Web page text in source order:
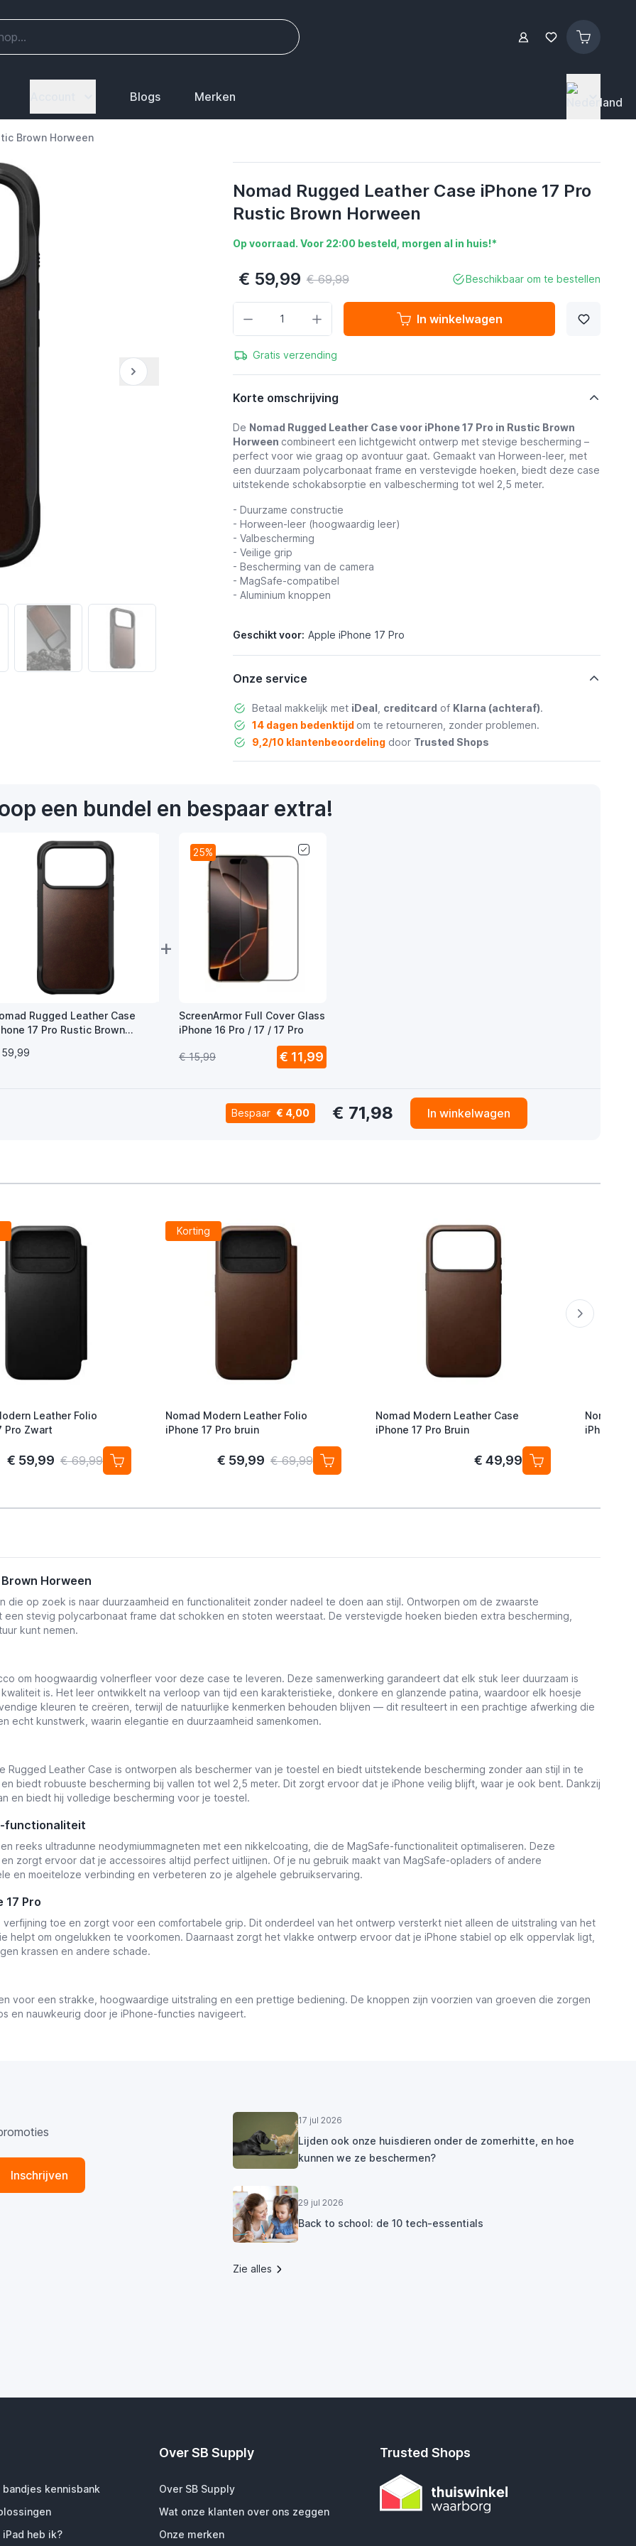
Blogs Merken
Brown Horween
Nomad Rugged Leather Case iPhone 17 Pro
Rustic Brown Horween
Op voorraad. Voor 22:00 besteld, morgen al in huis!*
€ 59,99 € 69,99 Beschikbaar om te bestellen
In winkelwagen
Gratis verzending
Korte omschrijving
De Nomad Rugged Leather Case voor iPhone 17 Pro in Rustic Brown
Horween combineert een lichtgewicht ontwerp met stevige bescherming –
perfect voor wie graag op avontuur gaat. Gemaakt van Horween-leer, met
een duurzaam polycarbonaat frame en verstevigde hoeken, biedt deze case
uitstekende schokabsorptie en valbescherming tot wel 2,5 meter.
- Duurzame constructie
- Horween-leer (hoogwaardig leer)
- Valbescherming
- Veilige grip
- Bescherming van de camera
- MagSafe-compatibel
- Aluminium knoppen
Geschikt voor: Apple iPhone 17 Pro
Onze service
Betaal makkelijk met iDeal creditcard of Klarna (achteraf).
14 dagen bedenktijd om te retourneren, zonder problemen.
9,2/10 klantenbeoordelingdoor Trusted Shops
een bundel en bespaar extra!
Rugged Leather Case
17 Pro Rustic Brown
+
25%
ScreenArmor Full Cover Glass
iPhone 16 Pro / 17 / 17 Pro
€ 15,99 € 11,99
Bespaar € 4,00 € 71,98 In winkelwagen
Leather Folio
Pro Zwart
€ 59,99 € 69,99
Korting
Nomad Modern Leather Folio
iPhone 17 Pro bruin
€ 59,99 € 69,99
Nomad Modern Leather Case
iPhone 17 Pro Bruin
€ 49,99
Nomad
iPhone
Horween
die op zoek is naar duurzaamheid en functionaliteit zonder nadeel te doen aan stijl. Ontworpen om de zwaarste
stevig polycarbonaat frame dat schokken en stoten weerstaat. De verstevigde hoeken bieden extra bescherming,
kunt nemen.
om hoogwaardig volnerfleer voor deze case te leveren. Deze samenwerking garandeert dat elk stuk leer duurzaam is
is. Het leer ontwikkelt na verloop van tijd een karakteristieke, donkere en glanzende patina, waardoor elk hoesje
kleuren te creëren, terwijl de natuurlijke kenmerken behouden blijven — dit resulteert in een prachtige afwerking die
echt kunstwerk, waarin elegantie en duurzaamheid samenkomen.
Leather Case is ontworpen als beschermer van je toestel en biedt uitstekende bescherming zonder aan stijl in te
biedt robuuste bescherming bij vallen tot wel 2,5 meter. Dit zorgt ervoor dat je iPhone veilig blijft, waar je ook bent. Dankzij
en biedt hij volledige bescherming voor je toestel.
functionaliteit
reeks ultradunne neodymiummagneten met een nikkelcoating, die de MagSafe-functionaliteit optimaliseren. Deze
zorgt ervoor dat je accessoires altijd perfect uitlijnen. Of je nu gebruik maakt van MagSafe-opladers of andere
en moeiteloze verbinding en verbeteren zo je algehele gebruikservaring.
17 Pro
toe en zorgt voor een comfortabele grip. Dit onderdeel van het ontwerp versterkt niet alleen de uitstraling van het
helpt om ongelukken te voorkomen. Daarnaast zorgt het vlakke ontwerp ervoor dat je iPhone stabiel op elk oppervlak ligt,
krassen en andere schade.
voor een strakke, hoogwaardige uitstraling en een prettige bediening. De knoppen zijn voorzien van groeven die zorgen
en nauwkeurig door je iPhone-functies navigeert.
Inschrijven
17 jul 2026
Lijden ook onze huisdieren onder de zomerhitte, en hoe
kunnen we ze beschermen?
29 jul 2026
Back to school: de 10 tech-essentials
Zie alles
kennisbank
heb ik?
Over SB Supply
Over SB Supply
Wat onze klanten over ons zeggen
Onze merken
Trusted Shops